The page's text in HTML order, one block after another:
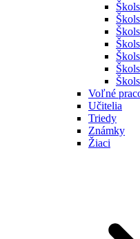
Voľné
Učitelia
Triedy
Známky
Žiaci